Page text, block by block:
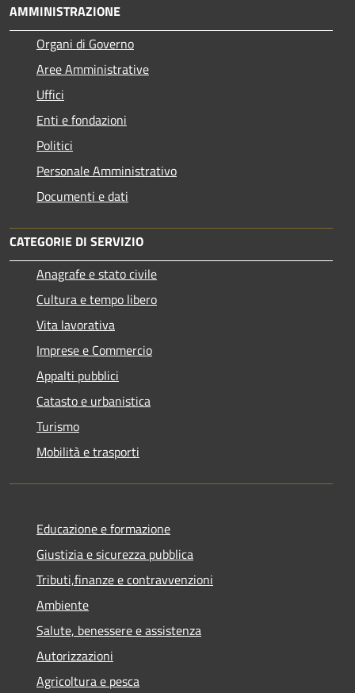
AMMINISTRAZIONE
Organi di Governo
Aree Amministrative
Uffici
Enti e fondazioni
Politici
Personale Amministrativo
Documenti e dati
CATEGORIE DI SERVIZIO
Anagrafe e stato civile
Cultura e tempo libero
Vita lavorativa
Imprese e Commercio
Appalti pubblici
Catasto e urbanistica
Turismo
Mobilità e trasporti
Educazione e formazione
Giustizia e sicurezza pubblica
Tributi,finanze e contravvenzioni
Ambiente
Salute, benessere e assistenza
Autorizzazioni
Agricoltura e pesca